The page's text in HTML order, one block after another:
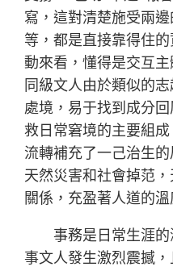
寫，這對清楚施受兩
等，都是直接靠得住
動來看，懂得是交互
同級文人由於類似的
處境，易于找到成分
救日常窘境的主要組
流轉補充了一己治生
天然災害和社會掉范
關係，充盈著人道的
事務是日常生涯
事文人發生激烈震撼